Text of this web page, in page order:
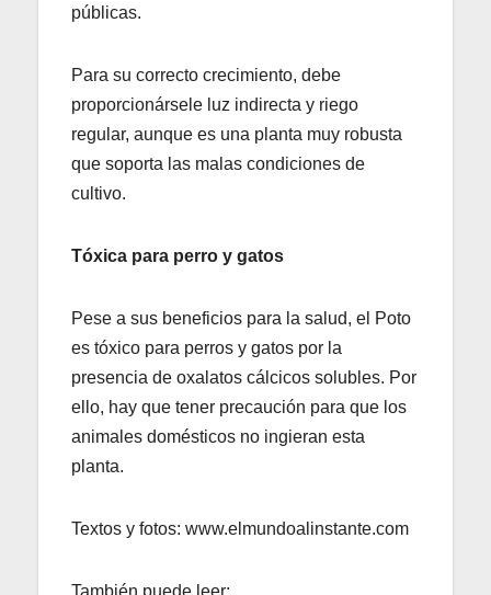
públicas.
Para su correcto crecimiento, debe
proporcionársele luz indirecta y riego
regular, aunque es una planta muy robusta
que soporta las malas condiciones de
cultivo.
Tóxica para perro y gatos
Pese a sus beneficios para la salud, el Poto
es tóxico para perros y gatos por la
presencia de oxalatos cálcicos solubles. Por
ello, hay que tener precaución para que los
animales domésticos no ingieran esta
planta.
Textos y fotos: www.elmundoalinstante.com
También puede leer: